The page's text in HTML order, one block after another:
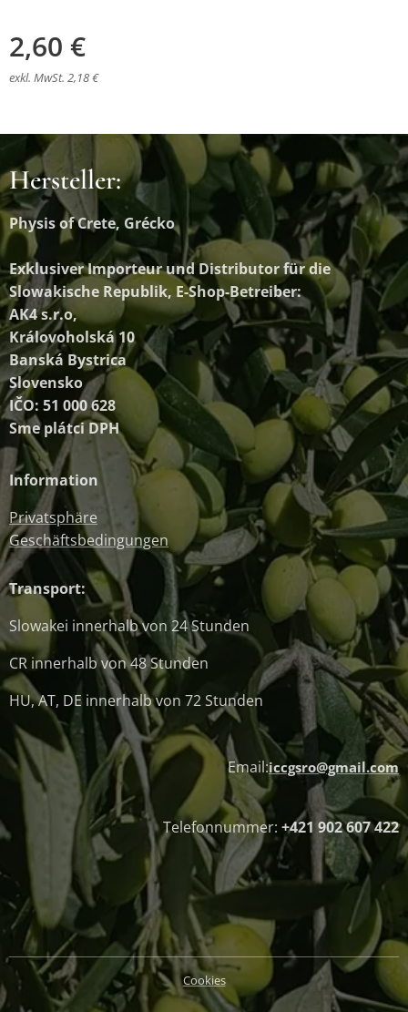
2,60 €
exkl. MwSt. 2,18 €
Hersteller:
Physis of Crete, Grécko
Exklusiver Importeur und Distributorfür die
Slowakische Republik, E-Shop-Betreiber:
AK4 s.r.o,
Královoholská 10
Banská Bystrica
Slovensko
IČO: 51 000 628
Sme plátci DPH
Information
Privatsphäre
Geschäftsbedingungen
Transport:
Slowakei innerhalb von 24 Stunden
CR innerhalb von 48 Stunden
HU, AT, DE innerhalb von 72 Stunden
Email:iccgsro@gmail.com
Telefonnummer: +421 902 607 422
Cookies